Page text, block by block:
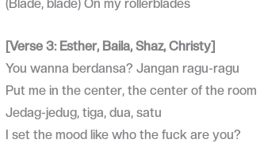
(Blade, blade) On my rollerblades
[Verse 3: Esther, Baila, Shaz, Christy]
You wanna berdansa? Jangan ragu-ragu
Put me in the center, the center of the room
Jedag-jedug, tiga, dua, satu
I set the mood like who the fuck are you?